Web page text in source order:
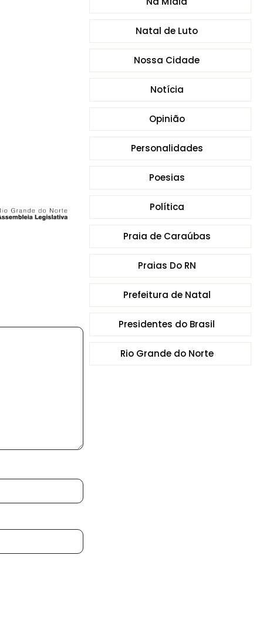
Natal de Luto
Nossa Cidade
Notícia
Opinião
Personalidades
Poesias
Política
Praia de Caraúbas
Praias Do RN
Prefeitura de Natal
Presidentes do Brasil
Rio Grande do Norte